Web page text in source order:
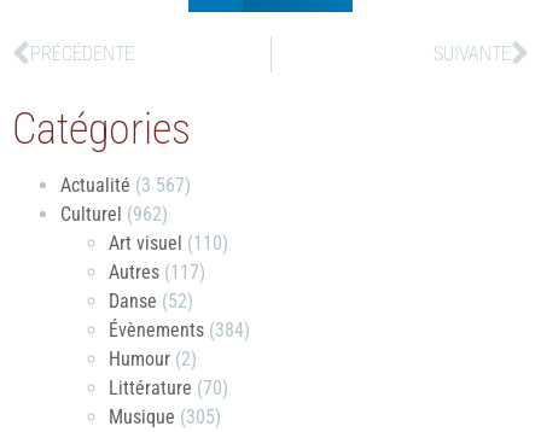
PRÉCÉDENTE SUIVANTE
Catégories
Actualité (3 567)
Culturel (962)
Art visuel (110)
Autres (117)
Danse (52)
Évènements (384)
Humour (2)
Littérature (70)
Musique (305)